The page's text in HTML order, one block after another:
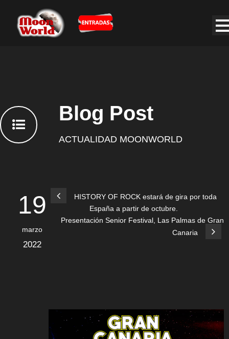
Blog Post
ACTUALIDAD MOONWORLD
19
marzo
2022
HISTORY OF ROCK estará de gira por toda
España a partir de octubre.
Presentación Senior Festival, Las Palmas de Gran
Canaria